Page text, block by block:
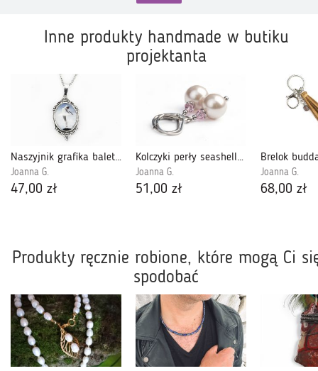
Inne produkty handmade w butiku
projektanta
Naszyjnik grafika baletnica, długi łańcuszek z wisiorem
Joanna G.
47,00 zł
Kolczyki perły seashell ecru z kryształkami Swarovski, stal chirurgiczna
Joanna G.
51,00 zł
Joanna G.
68,00 zł
Produkty ręcznie robione, które mogą Ci
spodobać